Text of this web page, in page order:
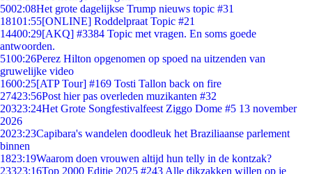
5002:08Het grote dagelijkse Trump nieuws topic #31
18101:55[ONLINE] Roddelpraat Topic #21
14400:29[AKQ] #3384 Topic met vragen. En soms goede
antwoorden.
5100:26Perez Hilton opgenomen op spoed na uitzenden van
gruwelijke video
1600:25[ATP Tour] #169 Tosti Tallon back on fire
27423:56Post hier pas overleden muzikanten #32
20323:24Het Grote Songfestivalfeest Ziggo Dome #5 13 november
2026
2023:23Capibara's wandelen doodleuk het Braziliaanse parlement
binnen
1823:19Waarom doen vrouwen altijd hun telly in de kontzak?
23323:16Top 2000 Editie 2025 #243 Alle dikzakken willen op je